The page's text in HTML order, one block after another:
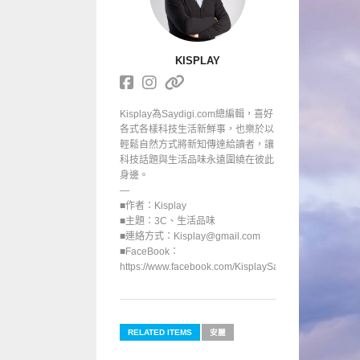
KISPLAY
Kisplay為Saydigi.com總編輯，喜好
各式各樣科技生活新鮮事，也樂於以
輕鬆自然方式將新知傳達給讀者，讓
科技話題與生活品味永遠圍繞在彼此
身邊。
—
■作者：Kisplay
■主題：3C、生活品味
■連絡方式：Kisplay@gmail.com
■FaceBook：
https://www.facebook.com/KisplaySayGoodbuy/
RELATED ITEMS 安麗